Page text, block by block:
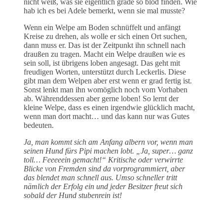
hab ich es bei Adele bemerkt, wenn sie mal musste?
Wenn ein Welpe am Boden schnüffelt und anfängt
Kreise zu drehen, als wolle er sich einen Ort suchen,
dann muss er. Das ist der Zeitpunkt ihn schnell nach
draußen zu tragen. Macht ein Welpe draußen wie es
sein soll, ist übrigens loben angesagt. Das geht mit
freudigen Worten, unterstützt durch Leckerlis. Diese
gibt man dem Welpen aber erst wenn er grad fertig ist.
Sonst lenkt man ihn womöglich noch vom Vorhaben
ab. Währenddessen aber gerne loben! So lernt der
kleine Welpe, dass es einen irgendwie glücklich macht,
wenn man dort macht… und das kann nur was Gutes
bedeuten.
Ja, man kommt sich am Anfang albern vor, wenn man
seinen Hund fürs Pipi machen lobt. „Ja, super… ganz
toll… Feeeeein gemacht!“ Kritische oder verwirrte
Blicke von Fremden sind da vorprogrammiert, aber
das blendet man schnell aus. Umso schneller tritt
nämlich der Erfolg ein und jeder Besitzer freut sich
sobald der Hund stubenrein ist!